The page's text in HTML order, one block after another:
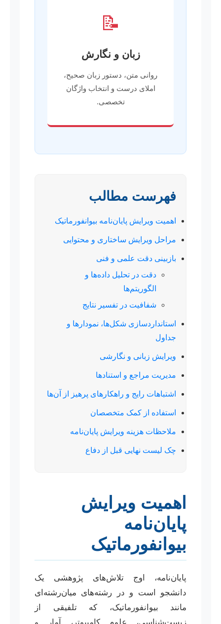
📝
زبان و نگارش
روانی متن، دستور زبان صحیح،
املای درست و انتخاب واژگان
تخصصی.
فهرست مطالب
اهمیت ویرایش پایان‌نامه بیوانفورماتیک
مراحل ویرایش ساختاری و محتوایی
بازبینی دقت علمی و فنی
دقت در تحلیل داده‌ها و
الگوریتم‌ها
شفافیت در تفسیر نتایج
استانداردسازی شکل‌ها، نمودارها و
جداول
ویرایش زبانی و نگارشی
مدیریت مراجع و استنادها
اشتباهات رایج و راهکارهای پرهیز از آن‌ها
استفاده از کمک متخصصان
ملاحظات هزینه ویرایش پایان‌نامه
چک لیست نهایی قبل از دفاع
اهمیت ویرایش
پایان‌نامه
بیوانفورماتیک
پایان‌نامه، اوج تلاش‌های پژوهشی یک
دانشجو است و در رشته‌های میان‌رشته‌ای
مانند بیوانفورماتیک، که تلفیقی از